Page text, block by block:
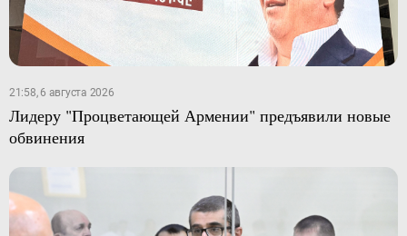
21:58, 6 августа 2026
Лидеру "Процветающей Армении" предъявили новые
обвинения